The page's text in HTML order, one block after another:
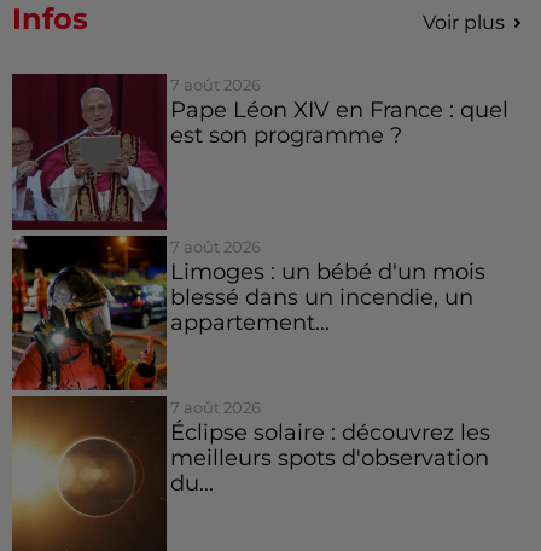
Infos Voir plus
7 août 2026
Pape Léon XIV en France : quel
est son programme ?
7 août 2026
Limoges : un bébé d'un mois
blessé dans un incendie, un
appartement...
7 août 2026
Éclipse solaire : découvrez les
meilleurs spots d'observation
du...